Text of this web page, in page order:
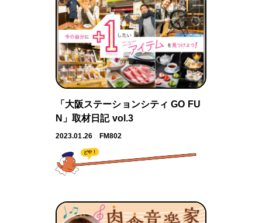
「大阪ステーションシティ GO FU
N」取材日記 vol.3
2023.01.26 FM802
どや！